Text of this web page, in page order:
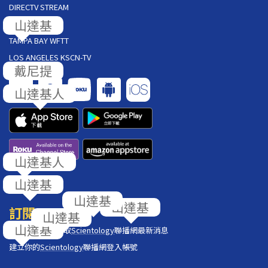
DIRECTV STREAM
AT&T U-VERSE
TAMPA BAY WFTT
LOS ANGELES KSCN-TV
回饋
訂閱
在你的收件匣獲取Scientology聯播網最新消息
建立你的Scientology聯播網登入帳號